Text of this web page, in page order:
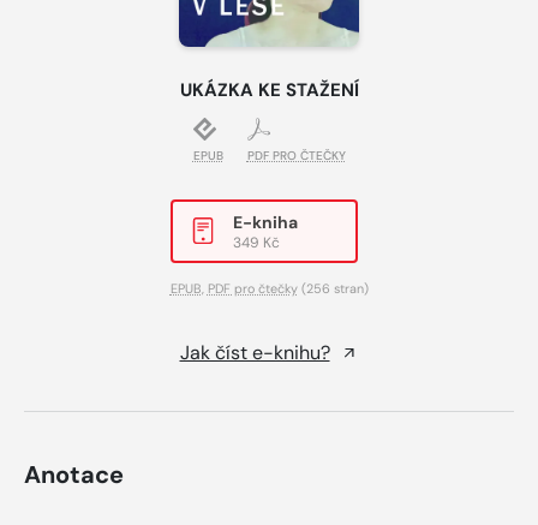
UKÁZKA KE STAŽENÍ
EPUB PDF PRO ČTEČKY
E-kniha
349 Kč
EPUB, PDF pro čtečky(256 stran)
Jak číst e-knihu?
Anotace